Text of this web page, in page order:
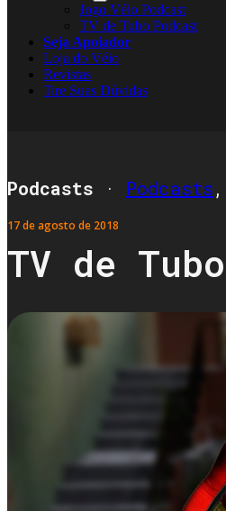
Jogo Véio Podcast
TV de Tubo Podcast
Seja Apoiador
Loja do Véio
Revistas
Tire Suas Dúvidas
Podcasts · Podcasts,
17 de agosto de 2018
TV de